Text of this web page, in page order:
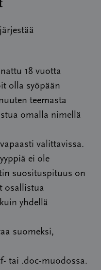
18 vuotta
olla syöpään
teemasta
omalla nimellä
valittavissa.
ei ole
suosituspituus on
osallistua
yhdellä
suomeksi,
tai .doc-muodossa.